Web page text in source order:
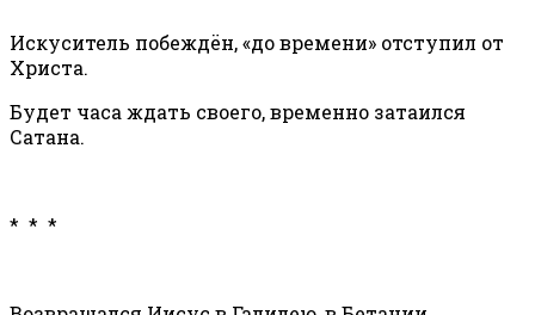
Искуситель побеждён, «до времени» отступил от
Христа.
Будет часа ждать своего, временно затаился
Сатана.
* * *